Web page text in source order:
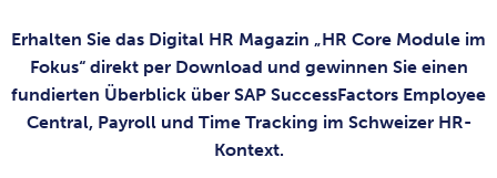
Erhalten Sie das Digital HR Magazin „HR Core Module im
Fokus“ direkt per Download und gewinnen Sie einen
fundierten Überblick über SAP SuccessFactors Employee
Central, Payroll und Time Tracking im Schweizer HR-
Kontext.